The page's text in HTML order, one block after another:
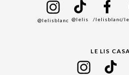
Black Friday
@lelisblanc @lelis /lelisblanc/
LE LIS